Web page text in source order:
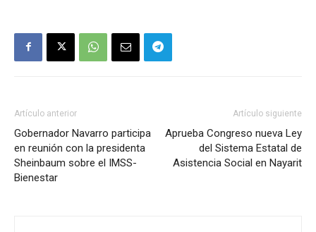
Artículo anterior
Gobernador Navarro participa
en reunión con la presidenta
Sheinbaum sobre el IMSS-
Bienestar
Artículo siguiente
Aprueba Congreso nueva Ley
del Sistema Estatal de
Asistencia Social en Nayarit